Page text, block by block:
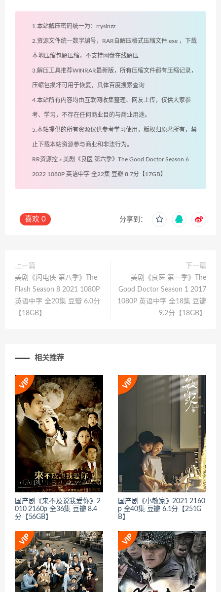
1.本站解压密码统一为：rryslnzz
2.资源文件统一数字编号，RAR自解压格式压缩文件.exe ，下载
本地压缩包解压缩，不支持网盘在线解压
3.解压工具推荐WINRAR最新版，所有压缩文件都有压缩记录，
压缩包损坏可用于恢复，具体百度搜索查询
4.本站所有内容均由互联网收集整理、网友上传，仅供大家参
考、学习，不存在任何商业目的与商业用途。
5.本站提供的所有资源仅供参考学习使用，版权归原著所有，禁
止下载本站资源参与商业和非法行为。
RR资源控 » 美剧《良医 第六季》The Good Doctor Season 6
2022 1080P 英语中字 全22集 豆瓣 8.7分【17GB】
喜欢 0 分享到：
上一篇
美剧《闪电侠 第八季》The
Flash Season 8 2021 1080P
英语中字 全20集 豆瓣 6.0分
【18GB】
下一篇
美剧《良医 第一季》The
Good Doctor Season 1 2017
1080P 英语中字 全18集 豆瓣
9.2分【18GB】
相关推荐
国产剧《来不及说我爱你》2
010 2160p 全36集 豆瓣 8.4
分【56GB】
国产剧《小敏家》2021 2160
p 全40集 豆瓣 6.1分【251G
B】